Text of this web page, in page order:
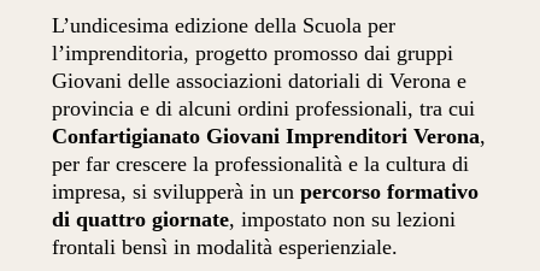
L’undicesima edizione della Scuola per
l’imprenditoria, progetto promosso dai gruppi
Giovani delle associazioni datoriali di Verona e
provincia e di alcuni ordini professionali, tra cui
Confartigianato Giovani Imprenditori Verona,
per far crescere la professionalità e la cultura di
impresa, si svilupperà in unpercorso formativo
di quattro giornate, impostato non su lezioni
frontali bensì in modalità esperienziale.